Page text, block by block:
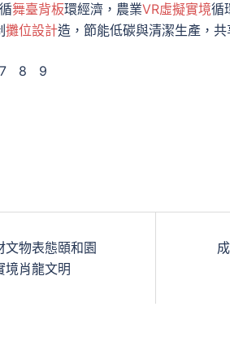
舞臺背板環經濟，農業VR虛擬實境循
攤位設計造，節能低碳與清潔生產，
7 8 9
物表態頤和園
境肖龍文明